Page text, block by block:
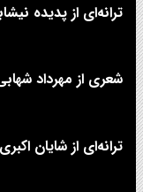
ترانه‌ای از پدیده
شعری از مهرداد
ترانه‌ای از شایان